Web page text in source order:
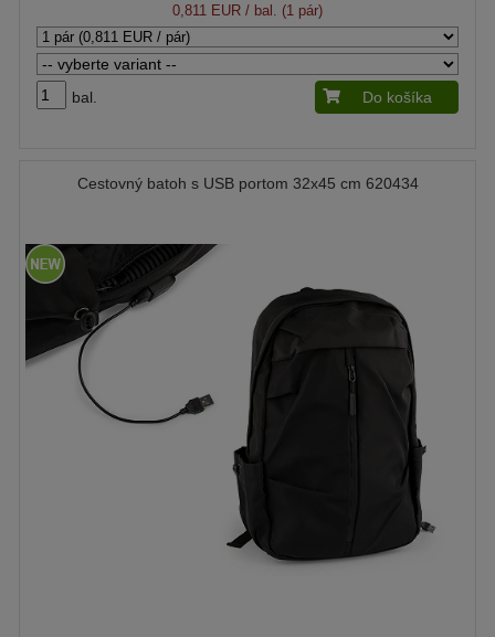
0,811 EUR / bal. (1 pár)
bal. Do košíka
Cestovný batoh s USB portom 32x45 cm 620434